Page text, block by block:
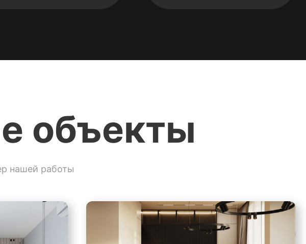
потолка
Авторский надзор
перепланировки
квартир
Поклейка обоев
Штукатурные работы
объекты
нашей работы